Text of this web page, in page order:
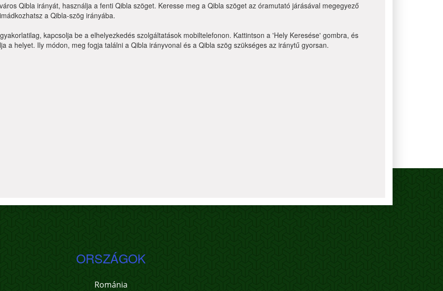
Qibla irányát, használja a fenti Qibla szöget. Keresse meg a Qibla szöget az óramutató járásával megegyező
a Qibla-szög irányába.
kapcsolja be a elhelyezkedés szolgáltatások mobiltelefonon. Kattintson a 'Hely Keresése' gombra, és
a helyet. Ily módon, meg fogja találni a Qibla irányvonal és a Qibla szög szükséges az iránytű gyorsan.
ORSZÁGOK
Románia